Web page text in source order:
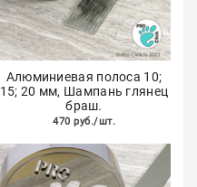
Алюминиевая полоса 10;
15; 20 мм, Шампань глянец
браш.
470 руб./шт.